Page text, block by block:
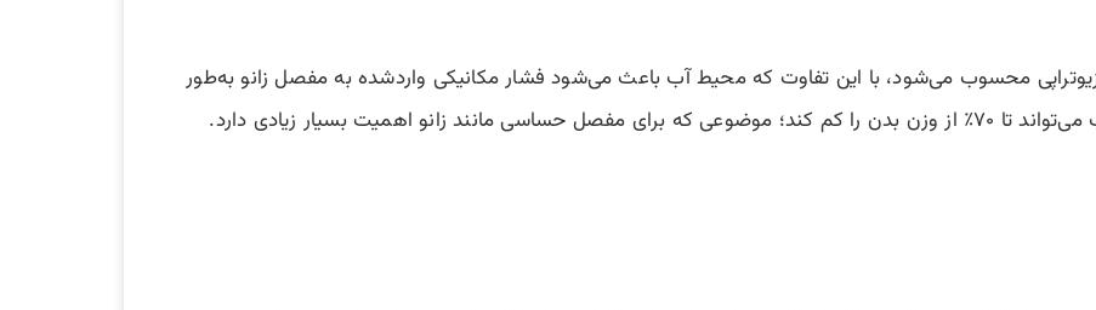
محسوب می‌شود، با این تفاوت که محیط آب باعث می‌شود فشار مکانیکی واردشده به مفصل زانو به‌طور
اهمیت بسیار زیادی دارد.